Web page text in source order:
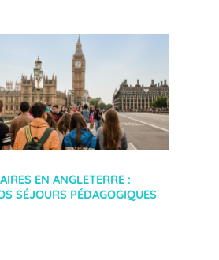
EN ANGLETERRE :
SÉJOURS PÉDAGOGIQUES